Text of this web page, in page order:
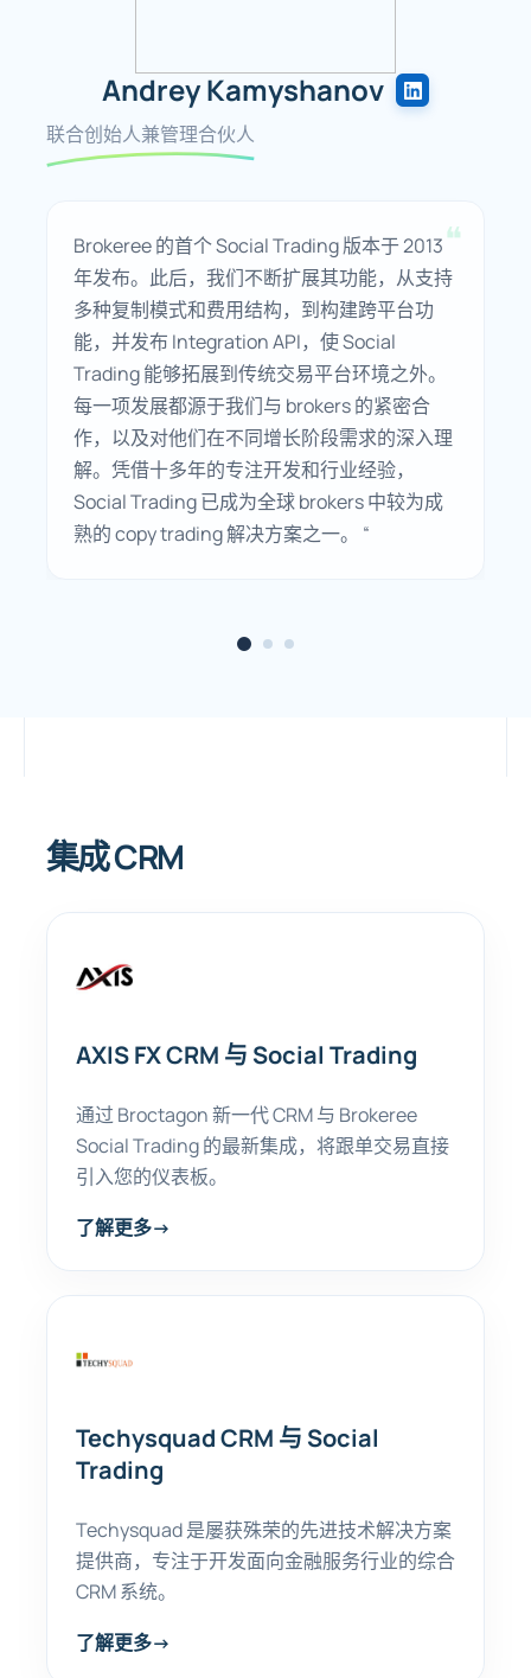
Andrey Kamyshanov
联合创始人兼管理合伙人
Brokeree 的首个 Social Trading 版本于 2013
年发布。此后，我们不断扩展其功能，从支持
多种复制模式和费用结构，到构建跨平台功
能，并发布 Integration API，使 Social
Trading 能够拓展到传统交易平台环境之外。
每一项发展都源于我们与 brokers 的紧密合
作，以及对他们在不同增长阶段需求的深入理
解。凭借十多年的专注开发和行业经验，
Social Trading 已成为全球 brokers 中较为成
熟的 copy trading 解决方案之一。
集成 CRM
AXIS FX CRM 与 Social Trading
通过 Broctagon 新一代 CRM 与 Brokeree
Social Trading 的最新集成，将跟单交易直接
引入您的仪表板。
了解更多→
Techysquad CRM 与 Social
Trading
Techysquad 是屡获殊荣的先进技术解决方案
提供商，专注于开发面向金融服务行业的综合
CRM 系统。
了解更多→